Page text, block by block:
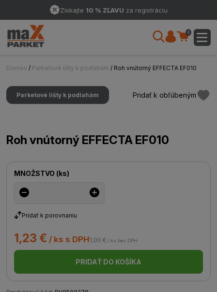
Získajte 10 % ZĽAVU za registráciu
0
Domov / Parketové lišty k podlahám / Roh vnútorný EFFECTA EF010
Parketové lišty k podlahám Pridať k obľúbeným
Roh vnútorný EFFECTA EF010
MNOŽSTVO (ks)
Pridať k porovnaniu
1,23 € / ks s DPH1,00 € / ks bez DPH
PRIDAŤ DO KOŠÍKA